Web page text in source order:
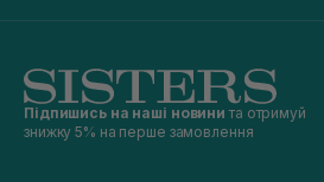
Підпишись на наші новини та отримуй
знижку 5% на перше замовлення